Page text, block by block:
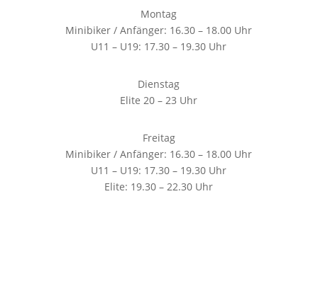
Montag
Minibiker / Anfänger: 16.30 – 18.00 Uhr
U11 – U19: 17.30 – 19.30 Uhr
Dienstag
Elite 20 – 23 Uhr
Freitag
Minibiker / Anfänger: 16.30 – 18.00 Uhr
U11 – U19: 17.30 – 19.30 Uhr
Elite: 19.30 – 22.30 Uhr